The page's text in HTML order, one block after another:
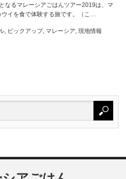
なるマレーシアごはんツアー2019は、マ
イを食で体験する旅です。（こ…
, ピックアップ, マレーシア, 現地情報